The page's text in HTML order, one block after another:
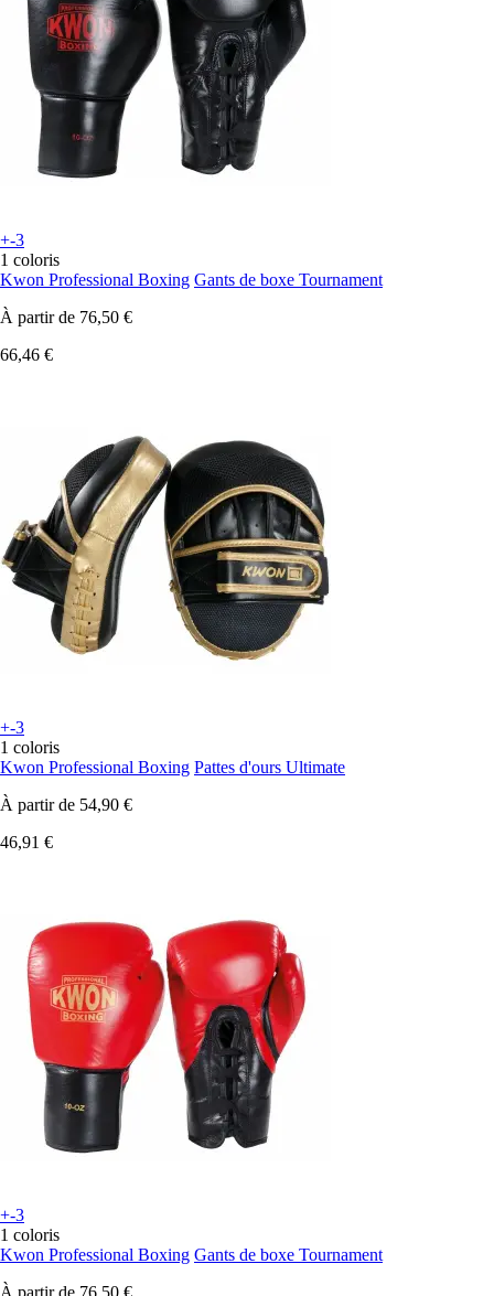
+-3
1 coloris
Kwon Professional Boxing Gants de boxe Tournament
À partir de 76,50 €
66,46 €
+-3
1 coloris
Kwon Professional Boxing Pattes d'ours Ultimate
À partir de 54,90 €
46,91 €
+-3
1 coloris
Kwon Professional Boxing Gants de boxe Tournament